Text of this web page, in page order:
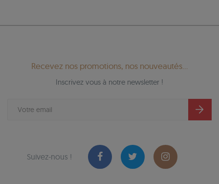
Recevez nos promotions, nos nouveautés...
Inscrivez vous à notre newsletter !
Suivez-nous !